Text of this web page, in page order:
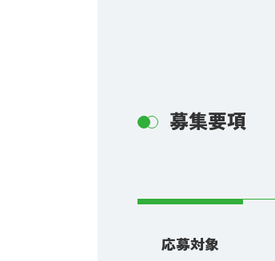
募集要項
応募対象